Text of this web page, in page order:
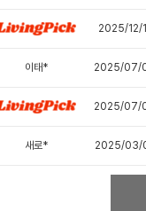
2025/12/
이태* 2025/07/
2025/07/
새로* 2025/03/